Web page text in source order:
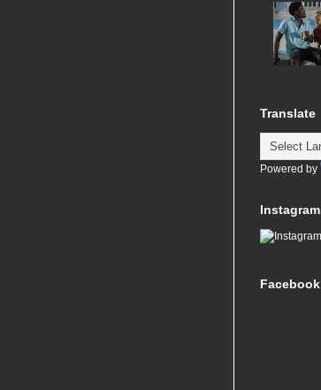
Translate
Powered by
Instagram
Facebook